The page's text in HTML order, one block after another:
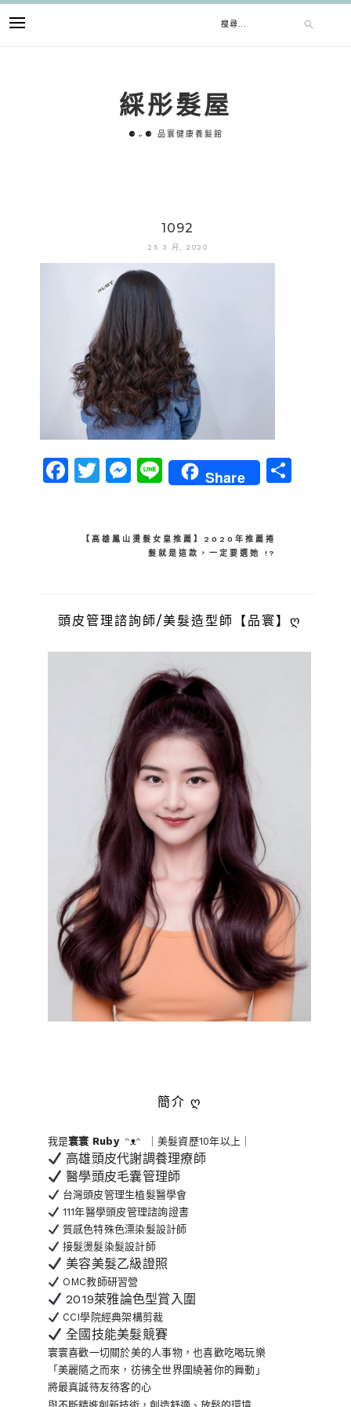
關
綵彤髮屋
⚈⌄⚈ 品寰健康養髮館
1092
25 3 月, 2020
Facebook
Twitter
Messenger
LineShare
分
【高雄鳳山燙髮女皇推薦】2020年推薦捲
髮就是這款，一定要選她 !?
頭皮管理諮詢師/美髮造型師【品寰】ღ
簡介 ღ
我是寰寰 Rubyᵔᴥᵔ ｜美髮資歷10年以上｜
高雄頭皮代謝調養理療師
醫學頭皮毛囊管理師
台灣頭皮管理生植髮醫學會
111年醫學頭皮管理諮詢證書
質感色特殊色漂染髮設計師
接髮燙髮染髮設計師
美容美髮乙級證照
OMC教師研習營
2019萊雅論色型賞入圍
CCI學院經典架構剪裁
全國技能美髮競賽
寰寰喜歡一切關於美的人事物，也喜歡吃喝玩樂
「美麗隨之而來，彷彿全世界圍繞著你的舞動」
將最真誠待友待客的心